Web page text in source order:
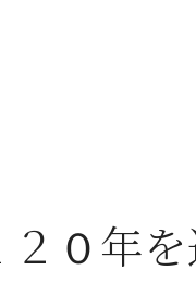
08日
０年